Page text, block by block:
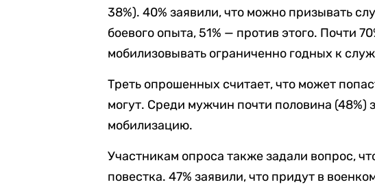
38%). 40% заявили, что можно призывать
боевого опыта, 51% — против этого. Почти
мобилизовывать ограниченно годных к
Треть опрошенных считает, что может
могут. Среди мужчин почти половина (48%)
мобилизацию.
Участникам опроса также задали вопрос,
повестка. 47% заявили, что придут в